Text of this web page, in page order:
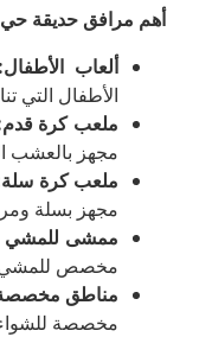
أهم مرافق حديقة حي
ألعاب الأطفال:
الأطفال التي
ملعب كرة قدم
مجهز بالعشب
ملعب كرة سلة
مجهز بسلة
ممشى للمشي
مخصص للمشي
مناطق مخصصة
مخصصة